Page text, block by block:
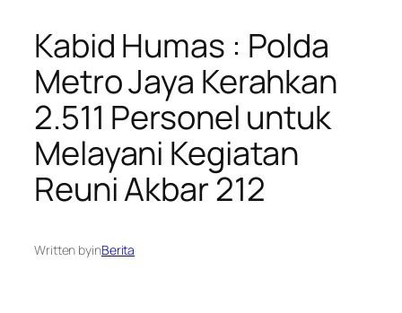
Kabid Humas : Polda
Metro Jaya Kerahkan
2.511 Personel untuk
Melayani Kegiatan
Reuni Akbar 212
Written byinBerita